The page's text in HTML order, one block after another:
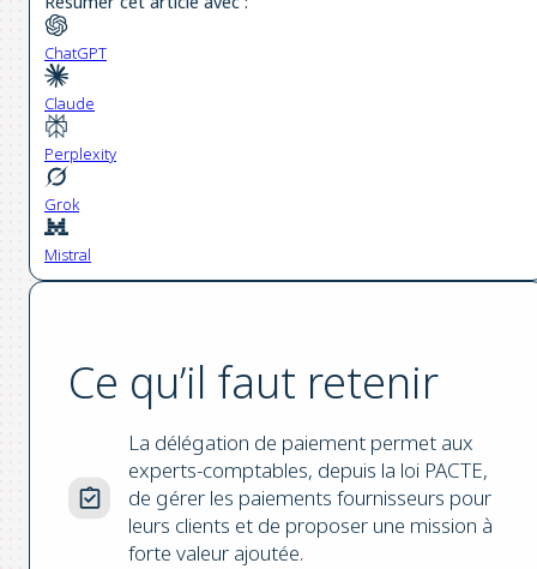
ChatGPT
Claude
Perplexity
Grok
Mistral
Ce qu’il faut retenir
La délégation de paiement permet aux
experts-comptables, depuis la loi PACTE,
de gérer les paiements fournisseurs pour
leurs clients et de proposer une mission à
forte valeur ajoutée.